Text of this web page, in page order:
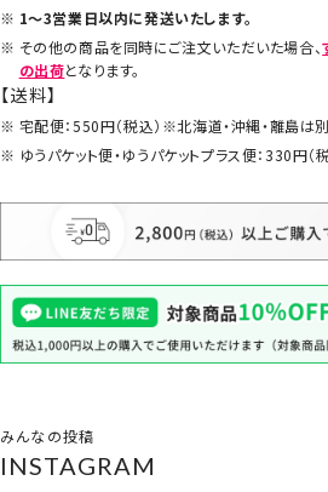
1～3営業日以内に発送いたします。
その他の商品を同時にご注文いただいた場合、
の出荷となります。
【送料】
宅配便：550円（税込）※北海道・沖縄・離島は
ゆうパケット便・ゆうパケットプラス便：330円（
みんなの投稿
INSTAGRAM